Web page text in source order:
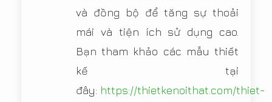
và đồng bộ để tăng sự thoải
mái và tiện ích sử dụng cao.
Bạn tham khảo các mẫu thiết
kế tại
đây: https://thietkenoithat.com/thiet-